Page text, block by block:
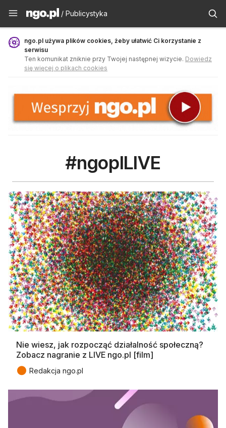
Publicystyka - ngo.pl
/ Publicystyka
ngo.pl używa plików cookies, żeby ułatwić Ci korzystanie z
serwisu
Ten komunikat zniknie przy Twojej następnej wizycie. Dowiedz
się więcej o plikach cookies
#ngoplLIVE
Nie wiesz, jak rozpocząć działalność społeczną?
Zobacz nagranie z LIVE ngo.pl [film]
● Redakcja ngo.pl